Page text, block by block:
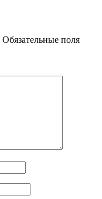
Обязательные поля